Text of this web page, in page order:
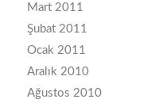
Mart 2011
Şubat 2011
Ocak 2011
Aralık 2010
Ağustos 2010